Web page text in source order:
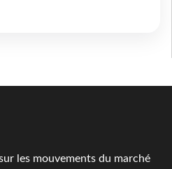
les mouvements du marché